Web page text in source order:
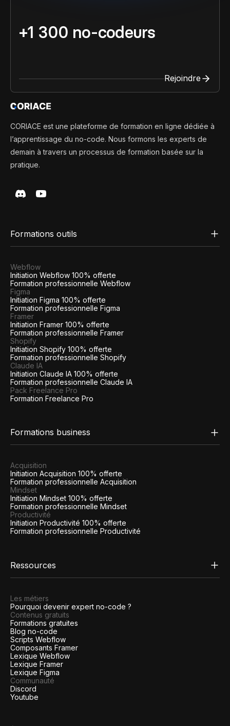
+1 300 no-codeurs
Rejoindre
CORIACE est une plateforme de formation en ligne dédiée à
l’apprentissage du no-code. Nous formons les experts de
demain à travers un processus de formation basée sur la
pratique.
Formations outils
Webflow
Initiation Webflow 100% offerte
Formation professionnelle Webflow
Figma
Initiation Figma 100% offerte
Formation professionnelle Figma
Framer
Initiation Framer 100% offerte
Formation professionnelle Framer
Shopify
Initiation Shopify 100% offerte
Formation professionnelle Shopify
Claude IA
Initiation Claude IA 100% offerte
Formation professionnelle Claude IA
Pack Freelance Pro
Formation Freelance Pro
Formations business
Acquisition
Initiation Acquisition 100% offerte
Formation professionnelle Acquisition
Mindset
Initiation Mindset 100% offerte
Formation professionnelle Mindset
Productivité
Initiation Productivité 100% offerte
Formation professionnelle Productivité
Ressources
Les métiers
Pourquoi devenir expert no-code ?
Contenus gratuits
Formations gratuites
Blog no-code
Scripts Webflow
Composants Framer
Lexique Webflow
Lexique Framer
Lexique Figma
Communauté
Discord
Youtube